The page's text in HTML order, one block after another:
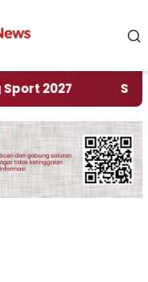
2027 ‎Soal